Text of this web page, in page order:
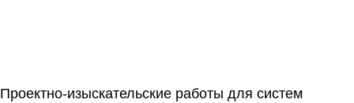
Проектно-изыскательские работы для систем